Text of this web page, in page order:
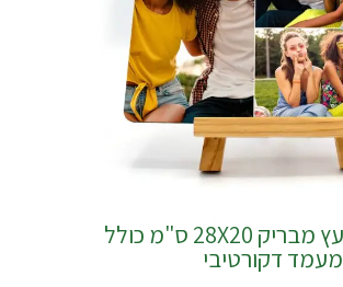
הדפסה על עץ מבריק 28X20 ס"מ כולל
מעמד דקורטיבי